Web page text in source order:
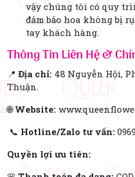
vậy chúng tôi có quy
đảm bảo hoa không bị
tay khách hàng.
Thông Tin Liên Hệ &
📍 Địa chỉ: 48 Nguyễn Hội,
Thuận.
🌐Website:
📞 Hotline/Zalo tư vấn:
Quyền lợi ưu tiên: